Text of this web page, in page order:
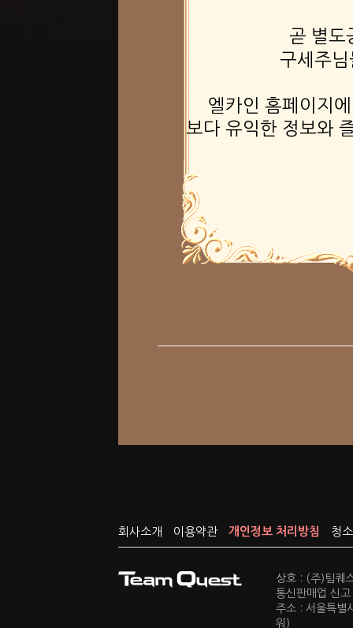
곧 별도
구세주
엘카인 홈페이지
보다 유익한 정보와
회사소개 이용약관 개인정보 처리방침 청
상호 : (주)팀퀘
통신판매업 신
주소 : 서울특
워)